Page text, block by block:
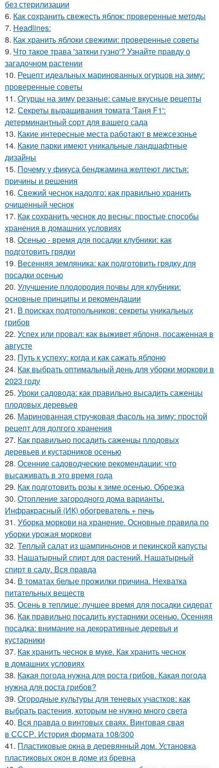
без стерилизации
6. Как сохранить свежесть яблок: проверенные методы
7. Headlines:
8. Как хранить яблоки свежими: проверенные советы
9. Что такое трава 'заткни гузно'? Узнайте правду о
загадочном растении
10. Рецепт идеальных маринованных огурцов на зиму:
проверенные советы
11. Огурцы на зиму резаные: самые вкусные рецепты
12. Секреты выращивания томата 'Таня F1':
детерминантный сорт для вашего сада
13. Какие интересные места работают в межсезонье
14. Какие парки имеют уникальные ландшафтные
дизайны
15. Почему у фикуса бенджамина желтеют листья:
причины и решения
16. Свежий чеснок надолго: как правильно хранить
очищенный чеснок
17. Как сохранить чеснок до весны: простые способы
хранения в домашних условиях
18. Осенью - время для посадки клубники: как
подготовить грядки
19. Весенняя земляника: как подготовить грядку для
посадки осенью
20. Улучшение плодородия почвы для клубники:
основные принципы и рекомендации
21. В поисках подтопольников: секреты уникальных
грибов
22. Успех или провал: как выживет яблоня, посаженная в
августе
23. Путь к успеху: когда и как сажать яблоню
24. Как выбрать оптимальный день для уборки моркови в
2023 году
25. Уроки садовода: как правильно высадить саженцы
плодовых деревьев
26. Маринованная стручковая фасоль на зиму: простой
рецепт для долгого хранения
27. Как правильно посадить саженцы плодовых
деревьев и кустарников осенью
28. Осенние садоводческие рекомендации: что
высаживать в это время года
29. Как подготовить розы к зиме осенью. Обрезка
30. Отопление загородного дома варианты.
Инфракрасный (ИК) обогреватель + печь
31. Уборка моркови на хранение. Основные правила по
уборки урожая моркови
32. Теплый салат из шампиньонов и пекинской капусты
33. Нашатырный спирт для растений. Нашатырный
спирт в саду. Вся правда
34. В томатах белые прожилки причина. Нехватка
питательных веществ
35. Осень в теплице: лучшее время для посадки сидерат
36. Как правильно посадить кустарники осенью. Осенняя
посадка: внимание на декоративные деревья и
кустарники
37. Как хранить чеснок в муке. Как хранить чеснок
в домашних условиях
38. Какая погода нужна для роста грибов. Какая погода
нужна для роста грибов?
39. Огородные культуры для теневых участков: как
выбрать растения, которым не нужно много света
40. Вся правда о винтовых сваях. Винтовая свая
в СССР. История формата 108/300
41. Пластиковые окна в деревянный дом. Установка
пластиковых окон в доме из бревна